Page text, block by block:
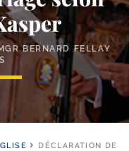
BERNARD FELLAY
DÉCLARATION DE